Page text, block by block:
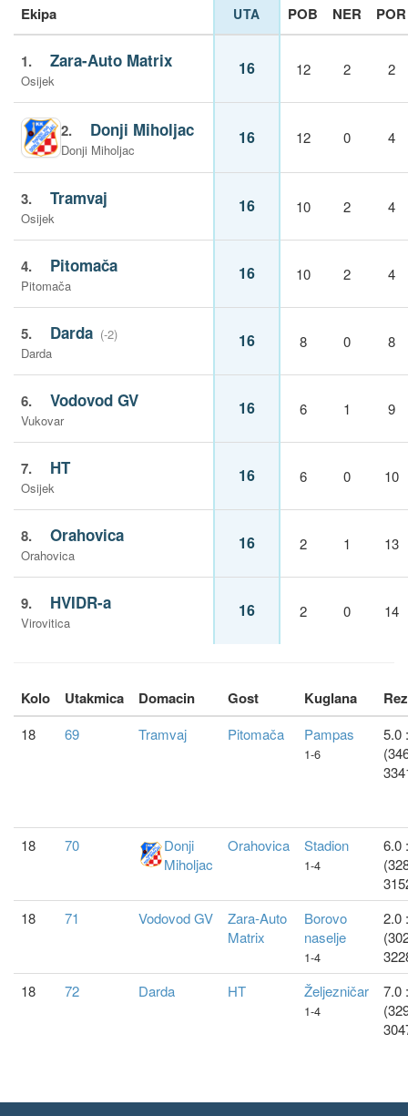
Ekipa UTA POB NER POR
1. Zara-Auto Matrix
Osijek
16 12 2 2
2. Donji Miholjac
Donji Miholjac
16 12 0 4
3. Tramvaj
Osijek
16 10 2 4
4. Pitomača
Pitomača
16 10 2 4
5. Darda (-2)
Darda
16 8 0 8
6. Vodovod GV
Vukovar
16 6 1 9
7. HT
Osijek
16 6 0 10
8. Orahovica
Orahovica
16 2 1 13
9. HVIDR-a
Virovitica
16 2 0 14
Kolo Utakmica Domacin Gost Kuglana
18 69 Tramvaj Pitomača Pampas
1-6
5.0
18 70
Donji
Miholjac
Orahovica Stadion
1-4
6.0
18
71 Vodovod GV
Zara-Auto
Matrix
Borovo
naselje
1-4
2.0
18
72 Darda HT Željezničar
1-4
7.0